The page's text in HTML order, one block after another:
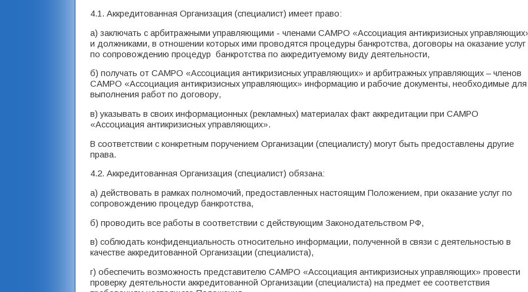
4.1. Аккредитованная Организация (специалист) имеет право:
а) заключать с арбитражными управляющими - членами САМРО «Ассоциация антикризисных
и должниками, в отношении которых ими проводятся процедуры банкротства, договоры на оказание услуг
по сопровождению процедур банкротства по аккредитуемому виду деятельности,
б) получать от САМРО «Ассоциация антикризисных управляющих» и арбитражных управляющих – членов
САМРО «Ассоциация антикризисных управляющих» информацию и рабочие документы, необходимые для
выполнения работ по договору,
в) указывать в своих информационных (рекламных) материалах факт аккредитации при САМРО
«Ассоциация антикризисных управляющих».
В соответствии с конкретным поручением Организации (специалисту) могут быть предоставлены другие
права.
4.2. Аккредитованная Организация (специалист) обязана:
а) действовать в рамках полномочий, предоставленных настоящим Положением, при оказание услуг по
сопровождению процедур банкротства,
б) проводить все работы в соответствии с действующим Законодательством РФ,
в) соблюдать конфиденциальность относительно информации, полученной в связи с деятельностью в
качестве аккредитованной Организации (специалиста),
г) обеспечить возможность представителю САМРО «Ассоциация антикризисных управляющих» провести
проверку деятельности аккредитованной Организации (специалиста) на предмет ее соответствия